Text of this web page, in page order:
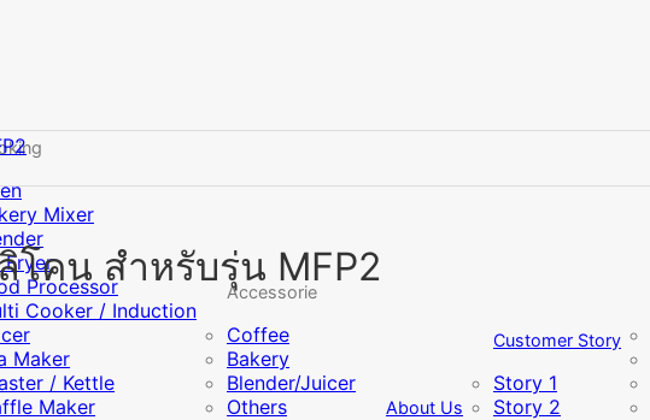
Mixer
Fryer
Processor
Cooker / Induction
Maker
/ Kettle
Maker
Accessorie
Coffee
Bakery
Blender/Juicer
Others
About Us
Customer Story
Story 1
Story 2
คน สำหรับรุ่น MFP2